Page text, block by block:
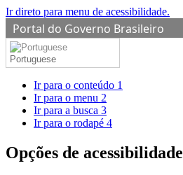
Ir direto para menu de acessibilidade.
Portal do Governo Brasileiro
Portuguese
Ir para o conteúdo 1
Ir para o menu 2
Ir para a busca 3
Ir para o rodapé 4
Opções de acessibilidade